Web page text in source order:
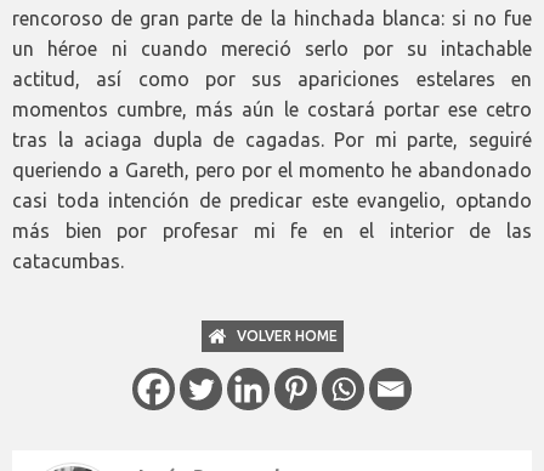
rencoroso de gran parte de la hinchada blanca: si no fue
un héroe ni cuando mereció serlo por su intachable
actitud, así como por sus apariciones estelares en
momentos cumbre, más aún le costará portar ese cetro
tras la aciaga dupla de cagadas. Por mi parte, seguiré
queriendo a Gareth, pero por el momento he abandonado
casi toda intención de predicar este evangelio, optando
más bien por profesar mi fe en el interior de las
catacumbas.
VOLVER HOME